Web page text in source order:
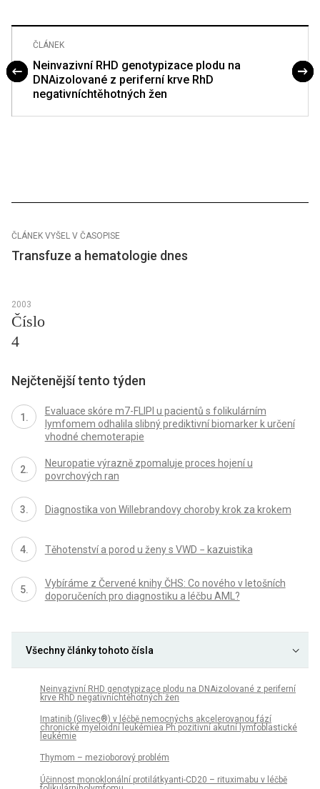
ČLÁNEK
Neinvazivní RHD genotypizace plodu na
DNAizolované z periferní krve RhD
negativníchtěhotných žen
ČLÁNEK VYŠEL V ČASOPISE
Transfuze a hematologie dnes
2003
Číslo
4
Nejčtenější tento týden
Evaluace skóre m7-FLIPI u pacientů s folikulárním
lymfomem odhalila slibný prediktivní biomarker k určení
vhodné chemoterapie
Neuropatie výrazně zpomaluje proces hojení u
povrchových ran
Diagnostika von Willebrandovy choroby krok za krokem
Těhotenství a porod u ženy s VWD − kazuistika
Vybíráme z Červené knihy ČHS: Co nového v letošních
doporučeních pro diagnostiku a léčbu AML?
Všechny články tohoto čísla
Neinvazivní RHD genotypizace plodu na DNAizolované z periferní
krve RhD negativníchtěhotných žen
Imatinib (Glivec®) v léčbě nemocnýchs akcelerovanou fází
chronické myeloidní leukémiea Ph pozitivní akutní lymfoblastické
leukémie
Thymom – mezioborový problém
Účinnost monoklonální protilátkyanti-CD20 – rituximabu v léčbě